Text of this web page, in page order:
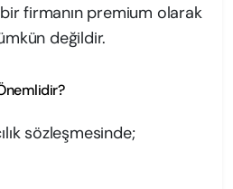
firmanın premium olarak
değildir.
sözleşmesinde;